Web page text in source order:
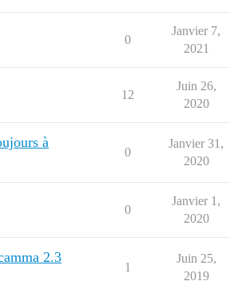
0
Janvier 7,
2021
12
Juin 26,
2020
à
0
Janvier 31,
2020
0
Janvier 1,
2020
2.3
1
Juin 25,
2019